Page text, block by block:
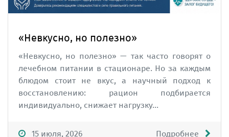
«Невкусно, но полезно»
«Невкусно, но полезно» — так часто говорят о
лечебном питании в стационаре. Но за каждым
блюдом стоит не вкус, а научный подход к
восстановлению: рацион подбирается
индивидуально, снижает нагрузку...
15 июля, 2026 Подробнее